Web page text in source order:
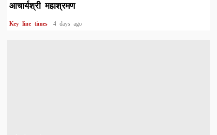
आचार्यश्री महाश्रमण
Key line times 4 days ago